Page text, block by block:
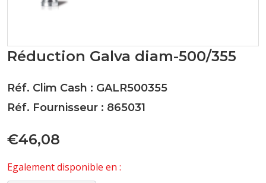
Réduction Galva diam-500/355
Réf. Clim Cash : GALR500355
Réf. Fournisseur : 865031
€46,08
Egalement disponible en :